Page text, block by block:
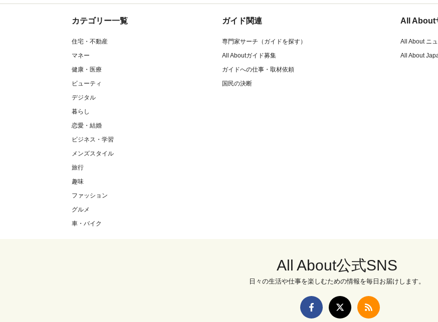
カテゴリー一覧
住宅・不動産
マネー
健康・医療
ビューティ
デジタル
暮らし
恋愛・結婚
ビジネス・学習
メンズスタイル
旅行
趣味
ファッション
グルメ
車・バイク
ガイド関連
専門家サーチ（ガイドを探す）
All Aboutガイド募集
ガイドへの仕事・取材依頼
国民の決断
All About
All About ニ
All About
All About公式SNS
日々の生活や仕事を楽しむための情報を毎日お届けします。